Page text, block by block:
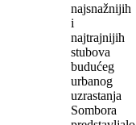
najsnažnijih
i
najtrajnijih
stubova
budućeg
urbanog
uzrastanja
Sombora